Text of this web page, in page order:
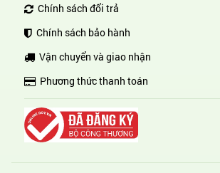
Chính sách đổi trả
Chính sách bảo hành
Vận chuyển và giao nhận
Phương thức thanh toán